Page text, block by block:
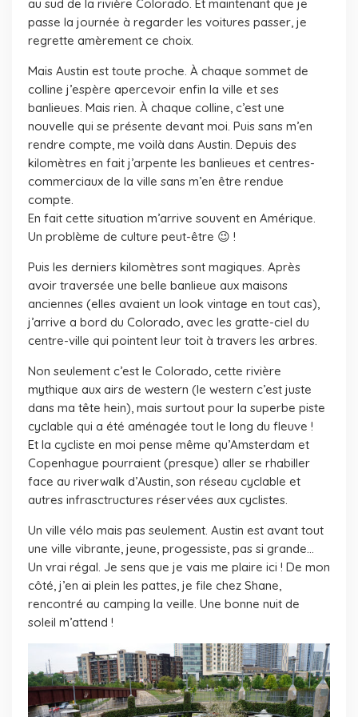
au sud de la rivière Colorado. Et maintenant que je
passe la journée à regarder les voitures passer, je
regrette amèrement ce choix.
Mais Austin est toute proche. À chaque sommet de
colline j’espère apercevoir enfin la ville et ses
banlieues. Mais rien. À chaque colline, c’est une
nouvelle qui se présente devant moi. Puis sans m’en
rendre compte, me voilà dans Austin. Depuis des
kilomètres en fait j’arpente les banlieues et centres-
commerciaux de la ville sans m’en être rendue
compte.
En fait cette situation m’arrive souvent en Amérique.
Un problème de culture peut-être 😉 !
Puis les derniers kilomètres sont magiques. Après
avoir traversée une belle banlieue aux maisons
anciennes (elles avaient un look vintage en tout cas),
j’arrive a bord du Colorado, avec les gratte-ciel du
centre-ville qui pointent leur toit à travers les arbres.
Non seulement c’est le Colorado, cette rivière
mythique aux airs de western (le western c’est juste
dans ma tête hein), mais surtout pour la superbe piste
cyclable qui a été aménagée tout le long du fleuve !
Et la cycliste en moi pense même qu’Amsterdam et
Copenhague pourraient (presque) aller se rhabiller
face au riverwalk d’Austin, son réseau cyclable et
autres infrasctructures réservées aux cyclistes.
Un ville vélo mais pas seulement. Austin est avant tout
une ville vibrante, jeune, progessiste, pas si grande…
Un vrai régal. Je sens que je vais me plaire ici ! De mon
côté, j’en ai plein les pattes, je file chez Shane,
rencontré au camping la veille. Une bonne nuit de
soleil m’attend !